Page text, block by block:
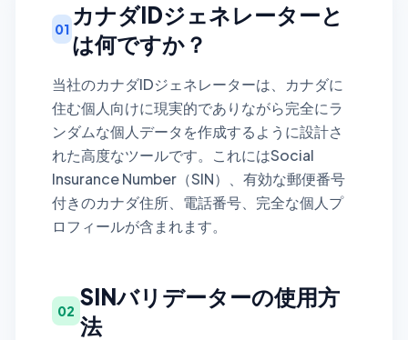
01
カナダIDジェネレーターと
は何ですか？
当社のカナダIDジェネレーターは、カナダに
住む個人向けに現実的でありながら完全にラ
ンダムな個人データを作成するように設計さ
れた高度なツールです。これにはSocial
Insurance Number（SIN）、有効な郵便番号
付きのカナダ住所、電話番号、完全な個人プ
ロフィールが含まれます。
02
SINバリデーターの使用方
法